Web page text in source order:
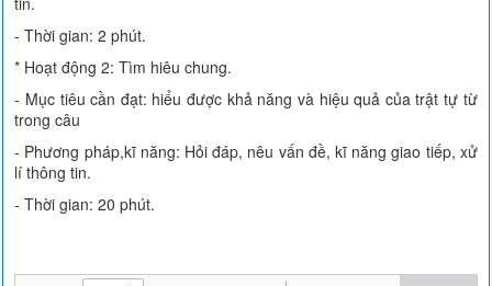
- Thời gian: 2 phút.
* Hoạt động 2: Tìm hiêu chung.
- Mục tiêu cần đạt: hiểu được khả năng và hiệu quả của trật tự từ
trong câu
- Phương pháp,kĩ năng: Hỏi đáp, nêu vấn đề, kĩ năng giao tiếp, xử
lí thông tin.
- Thời gian: 20 phút.